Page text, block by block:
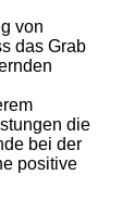
von
das Grab
die
bei der
positive